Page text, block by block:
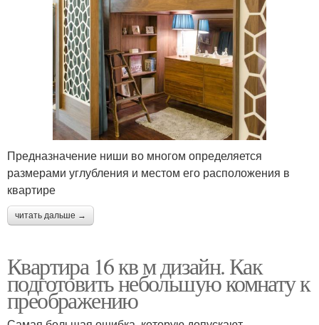
Предназначение ниши во многом определяется
размерами углубления и местом его расположения в
квартире
читать дальше →
Квартира 16 кв м дизайн. Как
подготовить небольшую комнату к
преображению